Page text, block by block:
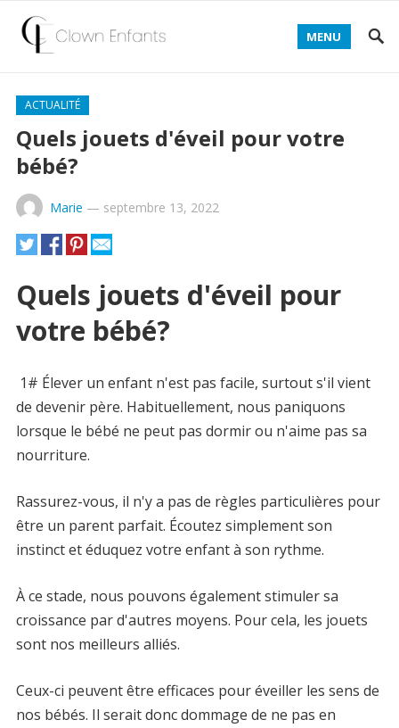
MENU
ACTUALITÉ
Quels jouets d'éveil pour votre
bébé?
Marie — septembre 13, 2022
Quels jouets d'éveil pour
votre bébé?
1# Élever un enfant n'est pas facile, surtout s'il vient
de devenir père. Habituellement, nous paniquons
lorsque le bébé ne peut pas dormir ou n'aime pas sa
nourriture.
Rassurez-vous, il n'y a pas de règles particulières pour
être un parent parfait. Écoutez simplement son
instinct et éduquez votre enfant à son rythme.
À ce stade, nous pouvons également stimuler sa
croissance par d'autres moyens. Pour cela, les jouets
sont nos meilleurs alliés.
Ceux-ci peuvent être efficaces pour éveiller les sens de
nos bébés. Il serait donc dommage de ne pas en